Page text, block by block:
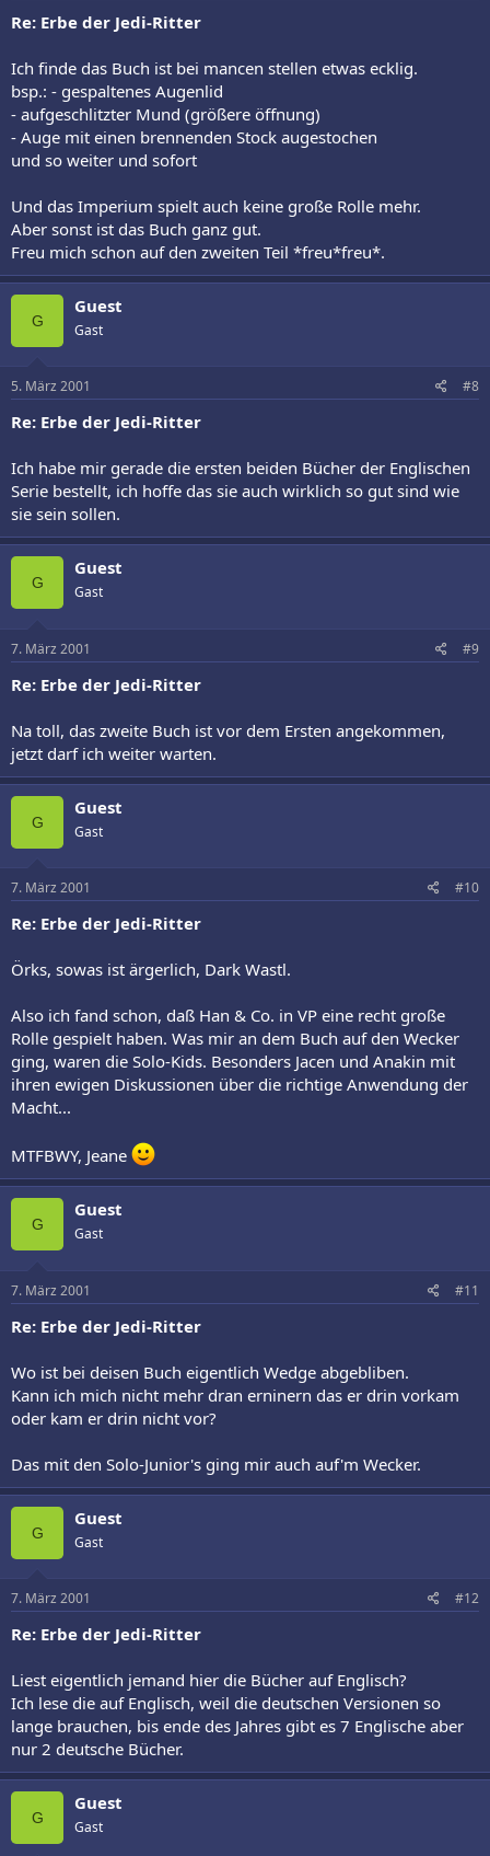
Re: Erbe der Jedi-Ritter
Ich finde das Buch ist bei mancen stellen etwas ecklig.
bsp.: - gespaltenes Augenlid
- aufgeschlitzter Mund (größere öffnung)
- Auge mit einen brennenden Stock augestochen
und so weiter und sofort
Und das Imperium spielt auch keine große Rolle mehr.
Aber sonst ist das Buch ganz gut.
Freu mich schon auf den zweiten Teil *freu*freu*.
G
Guest
Gast
5. März 2001 #8
Re: Erbe der Jedi-Ritter
Ich habe mir gerade die ersten beiden Bücher der Englischen
Serie bestellt, ich hoffe das sie auch wirklich so gut sind wie
sie sein sollen.
G
Guest
Gast
7. März 2001 #9
Re: Erbe der Jedi-Ritter
Na toll, das zweite Buch ist vor dem Ersten angekommen,
jetzt darf ich weiter warten.
G
Guest
Gast
7. März 2001 #10
Re: Erbe der Jedi-Ritter
Örks, sowas ist ärgerlich, Dark Wastl.
Also ich fand schon, daß Han & Co. in VP eine recht große
Rolle gespielt haben. Was mir an dem Buch auf den Wecker
ging, waren die Solo-Kids. Besonders Jacen und Anakin mit
ihren ewigen Diskussionen über die richtige Anwendung der
Macht...
MTFBWY, Jeane
G
Guest
Gast
7. März 2001 #11
Re: Erbe der Jedi-Ritter
Wo ist bei deisen Buch eigentlich Wedge abgebliben.
Kann ich mich nicht mehr dran erninern das er drin vorkam
oder kam er drin nicht vor?
Das mit den Solo-Junior's ging mir auch auf'm Wecker.
G
Guest
Gast
7. März 2001 #12
Re: Erbe der Jedi-Ritter
Liest eigentlich jemand hier die Bücher auf Englisch?
Ich lese die auf Englisch, weil die deutschen Versionen so
lange brauchen, bis ende des Jahres gibt es 7 Englische aber
nur 2 deutsche Bücher.
G
Guest
Gast